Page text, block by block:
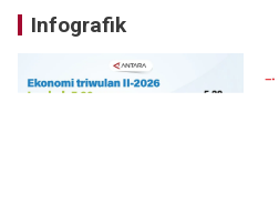
Infografik